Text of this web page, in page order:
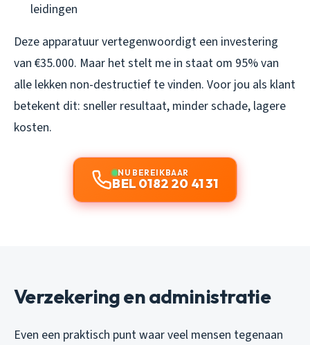
leidingen
Deze apparatuur vertegenwoordigt een investering
van €35.000. Maar het stelt me in staat om 95% van
alle lekken non-destructief te vinden. Voor jou als klant
betekent dit: sneller resultaat, minder schade, lagere
kosten.
NU BEREIKBAAR
BEL 0182 20 41 31
Verzekering en administratie
Even een praktisch punt waar veel mensen tegenaan